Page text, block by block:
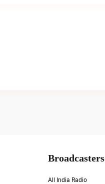
Broadcasters
All India Radio